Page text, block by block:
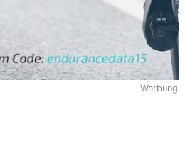
Werbung